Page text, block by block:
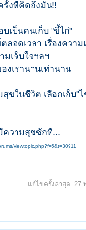
งที่คิดถึงมัน!!
เป็นคนเก็บ "ขี้ไก่"
ลอดเวลา เรื่องความ
เจ็บใจฯลฯ
งเรานานเท่านาน
สุขในชีวิต เลือกเก็บ"
ความสุขซักที...
viewtopic.php?f=5&t=30911
แก้ไขครั้งล่าสุด: 27